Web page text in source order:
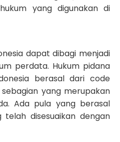
yang digunakan di
dapat dibagi menjadi
perdata. Hukum pidana
berasal dari code
yang merupakan
Ada pula yang berasal
disesuaikan dengan